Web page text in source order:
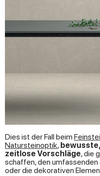
Dies ist der Fall beim
Natursteinoptik,
zeitlose Vorschläge, die
schaffen, den
oder die dekorativen